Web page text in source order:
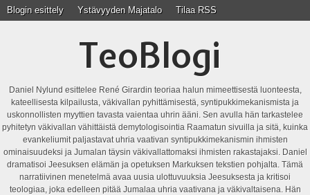
Blogin esittely Ystävyyden Majatalo Tilaa RSS
TeoBlogi
Daniel Nylund esittelee René Girardin teoriaa halun mimeettisestä luonteesta,
kateellisesta kilpailusta, väkivallan pyhittämisestä, syntipukkimekanismista ja
uskonnollisten myyttien tavasta vaientaa uhrin ääni. Sen avulla hän tarkastelee
pyhitetyn väkivallan vähittäistä demytologisointia Raamatun sivuilla ja sitä, kuinka
evankeliumit paljastavat uhria vaativan syntipukkimekanismin ihmisten
ominaisuudeksi ja Jumalan täysin väkivallattomaksi ihmisten rakastajaksi. Daniel
dramatisoi Jeesuksen elämän ja opetuksen Markuksen tekstien pohjalta. Tämä
narratiivinen menetelmä avaa uusia ulottuvuuksia Jeesuksesta ja kritisoi
teologiaa, joka edelleen pitää Jumalaa uhria vaativana ja väkivaltaisena. Hän